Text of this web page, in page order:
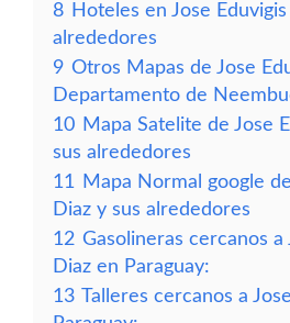
8 Hoteles en Jose
alrededores
9 Otros Mapas de Jose
Departamento de
10 Mapa Satelite de Jose
sus alrededores
11
Mapa Normal google
Diaz y sus alrededores
12 Gasolineras cercanos a
Diaz en Paraguay:
13 Talleres cercanos a